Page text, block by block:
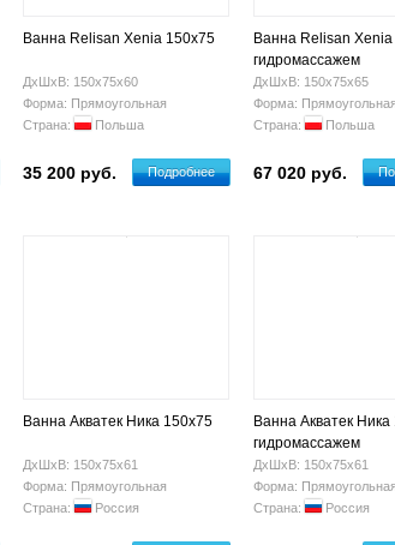
Ванна Relisan Xenia 150x75
ДхШхВ: 150х75х60
Форма: Прямоугольная
Страна:
Польша
35 200 руб. Подробнее
Ванна Relisan
гидромассажем
ДхШхВ: 150х75х65
Форма: Прямоугольная
Страна:
Польша
67 020 руб.
Ванна Акватек Ника 150х75
ДхШхВ: 150х75х61
Форма: Прямоугольная
Страна:
Россия
Ванна Акватек Ника
гидромассажем
ДхШхВ: 150х75х61
Форма: Прямоугольная
Страна:
Россия